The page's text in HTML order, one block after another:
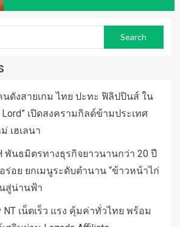
นดังสายเกม ไทย ปะทะ ฟิลิปปินส์ ใน
Lord” เปิดสงครามกิลด์ข้ามประเทศ
เฮเลนา
พันธมิตรทางธุรกิจยาวนานกว่า 20 ปี
ร่อย ยกเมนูระดับตำนาน “ข้าวหน้าไก่
สู่น่านฟ้า
เน็ตเร็ว แรง คุ้มค่าทั่วไทย พร้อม